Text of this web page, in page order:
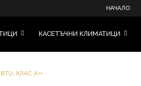
НАЧАЛО
КАСЕТЪЧНИ КЛИМАТИЦИ
КЛАС А++